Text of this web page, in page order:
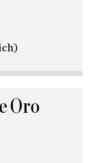
Oro